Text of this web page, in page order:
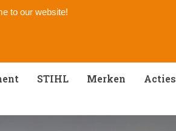
to our website!
STIHL Merken Acties